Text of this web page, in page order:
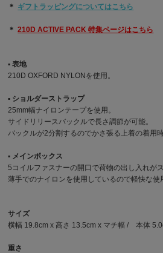
＊ ギフトラッピングについてはこちら
＊ 210D ACTIVE PACK 特集ページはこちら
▪︎ 表地
210D OXFORD NYLONを使用。
▪︎ ショルダーストラップ
25mm幅ナイロンテープを使用。
サイドリリースバックルで長さ調節が可能。
バックルが2分割するのでかさ張る上着の着用
▪︎ メインボックス
5コイルファスナーの開口で荷物の出し入れがス
薄手でのナイロンを使用しているので軽快な使
サイズ
横幅 19.8cm x 高さ 13.5cm x マチ幅 / 本体
重さ